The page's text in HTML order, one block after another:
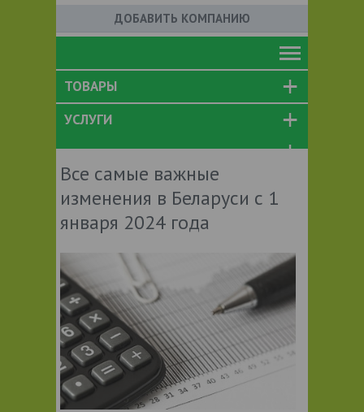
ДОБАВИТЬ КОМПАНИЮ
ТОВАРЫ
УСЛУГИ
Все самые важные
изменения в Беларуси с 1
января 2024 года